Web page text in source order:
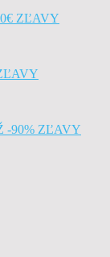
ZĽAVY
-90% ZĽAVY